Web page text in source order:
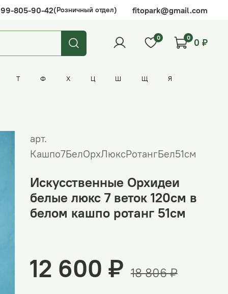
805-90-42(Розничный отдел) fitopark@gmail.com
0 0 0 ₽
(папоротник)
(фикус)
и кашпо
Долларовое дерево
растения
Зеленые растения в подвесном кашпо
цветы в горшках
(стрелиция)
Робуста (фикус)
Т Ф Х Ц Ш Щ Я
арт.
Кашпо7БелОрхЛюксРотангБел51см
Искусственные Орхидеи
белые люкс 7 веток 120см в
белом кашпо ротанг 51см
12 600 ₽ 18 806 ₽